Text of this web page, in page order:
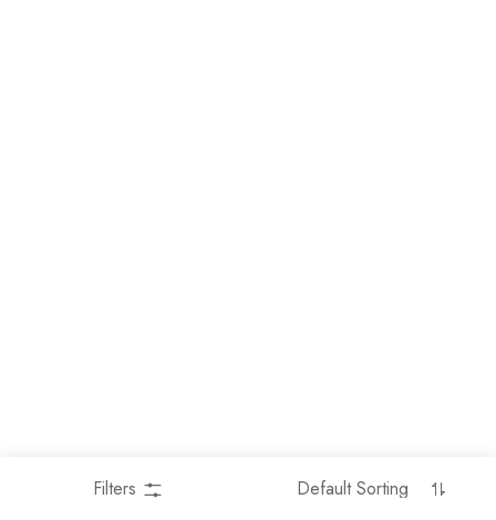
Filters